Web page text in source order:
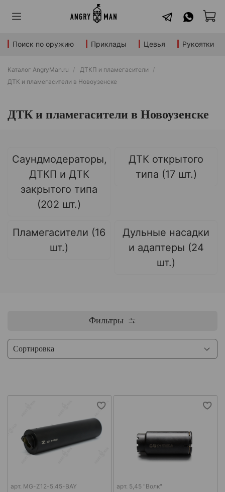
Поиск по оружию Приклады Цевья Рукоятки
Каталог AngryMan.ru
ДТКП и пламегасители
ДТК и пламегасители в Новоузенске
ДТК и пламегасители в Новоузенске
Саундмодераторы,
ДТКП и ДТК
закрытого типа
(202 шт.)
ДТК открытого
типа (17 шт.)
Пламегасители (16
шт.)
Дульные насадки
и адаптеры (24
шт.)
Фильтры
арт. MG-Z12-5.45-BAY арт. 5,45 "Волк"